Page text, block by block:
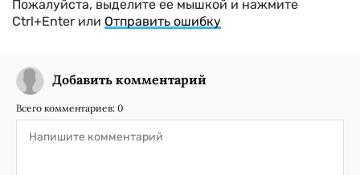
Пожалуйста, выделите ее мышкой и нажмите
Ctrl+Enter или Отправить ошибку
Добавить комментарий
Всего комментариев: 0